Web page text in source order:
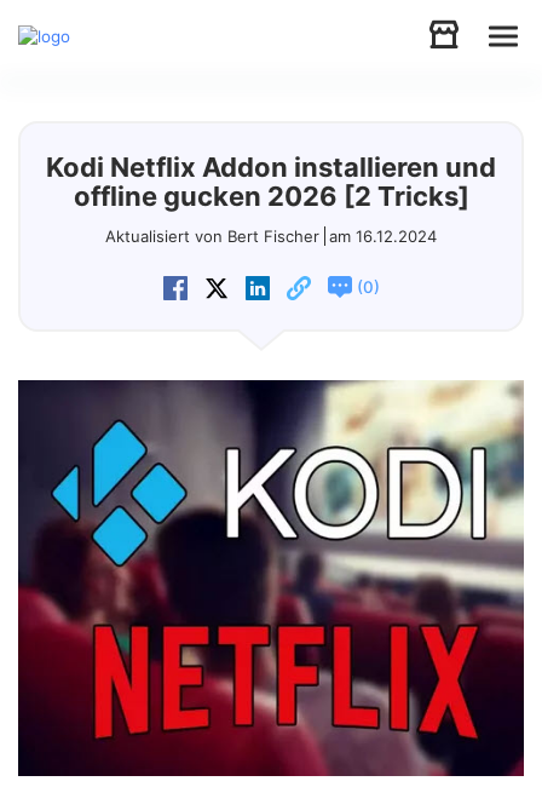
Video
Kodi Netflix Addon installieren und
offline gucken 2026 [2 Tricks]
Aktualisiert von Bert Fischer am 16.12.2024
(0)